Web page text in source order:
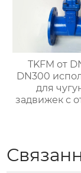
TKFM от
DN300
для
задвижек с
систем